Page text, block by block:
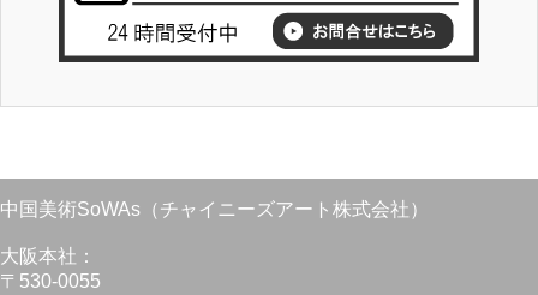
中国美術SoWAs（チャイニーズアート株式会社）
大阪本社：
〒530-0055